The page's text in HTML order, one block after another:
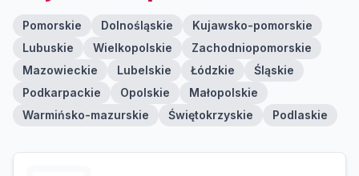
Pomorskie Dolnośląskie
Kujawsko-pomorskie
Lubuskie
Wielkopolskie
Zachodniopomorskie
Mazowieckie
Lubelskie Łódzkie
Śląskie
Podkarpackie
Opolskie
Małopolskie
Warmińsko-mazurskie
Świętokrzyskie Podlaskie